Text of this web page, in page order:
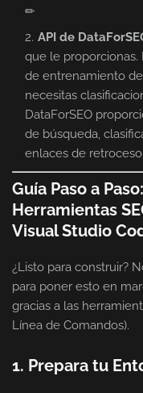
✏
API de
que le
de entrenamiento de
necesitas
DataForSEO
de búsqueda,
enlaces de
Guía Paso a
Herramientas
Visual Studio
¿Listo para construir?
para poner esto en
gracias a las
Línea de Comandos).
1. Prepara tu